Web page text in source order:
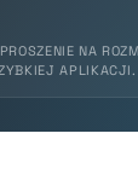
NA
APLIKACJI.